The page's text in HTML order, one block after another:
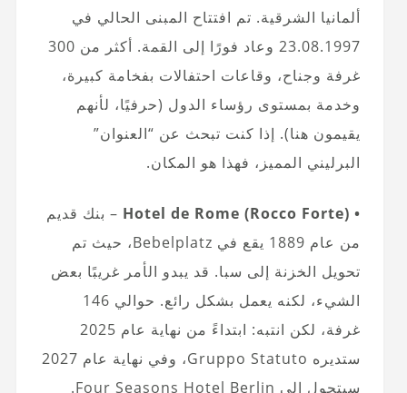
ألمانيا الشرقية. تم افتتاح المبنى الحالي في
23.08.1997 وعاد فورًا إلى القمة. أكثر من 300
غرفة وجناح، وقاعات احتفالات بفخامة كبيرة،
وخدمة بمستوى رؤساء الدول (حرفيًا، لأنهم
يقيمون هنا). إذا كنت تبحث عن “العنوان”
البرليني المميز، فهذا هو المكان.
• Hotel de Rome (Rocco Forte)
– بنك قديم
من عام 1889 يقع في Bebelplatz، حيث تم
تحويل الخزنة إلى سبا. قد يبدو الأمر غريبًا بعض
الشيء، لكنه يعمل بشكل رائع. حوالي 146
غرفة، لكن انتبه: ابتداءً من نهاية عام 2025
ستديره Gruppo Statuto، وفي نهاية عام 2027
سيتحول إلى Four Seasons Hotel Berlin.